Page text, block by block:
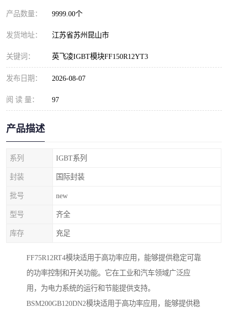
产品数量： 9999.00个
发货地址： 江苏省苏州昆山市
关键词： 英飞凌IGBT模块FF150R12YT3
发布日期： 2026-08-07
阅 读 量： 97
产品描述
系列 IGBT系列
封装 国际封装
批号 new
型号 齐全
库存 充足
FF75R12RT4模块适用于高功率应用，能够提供稳定可靠
的功率控制和开关功能。它在工业和汽车领域广泛应
用，为电力系统的运行和节能提供支持。
BSM200GB120DN2模块适用于高功率应用，能够提供稳